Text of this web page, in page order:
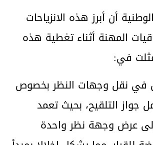
أن أبرز هذه الانزياحات
المهنة أثناء تغطية هذه
في:
في نقل وجهات النظر بخصوص
جواز التلقيح، بحيث تعمد
عرض وجهة نظر واحدة